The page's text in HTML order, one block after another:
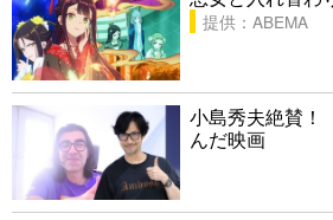
提供：ABEMA
小島秀夫絶賛！
んだ映画